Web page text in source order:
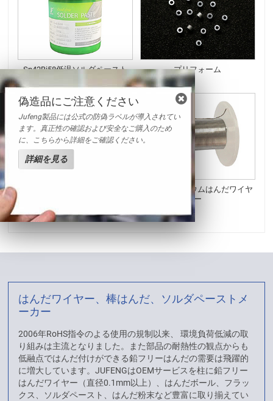
Sn42Bi58低温ソルダペースト プリフォーム
In99.9 インジウムはんだワイヤ
ー
はんだワイヤー、棒はんだ、ソルダペーストメ
ーカー
2006年RoHS指令のよる使用の規制以来、 環境負荷低減の取
り組みは主流となりました。また部品の耐熱性の観点からも
低融点ではんだ付けができる鉛フリーはんだの需要は飛躍的
に増大しています。JUFENGはOEMサービスを柱に鉛フリー
はんだワイヤー（直径0.1mm以上）、はんだボール、フラッ
クス、ソルダペースト、はんだ粉末など豊富に取り揃えてい
偽造品にご注意ください
Jufeng製品には公式の防偽ラベルが導入されてい
ます。真正性の確認および安全なご購入のため
に、こちらから詳細をご確認ください。
詳細を見る